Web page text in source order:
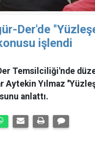
Der'de
işlendi
Temsilciliği'nde
Aytekin Yılmaz
anlattı.